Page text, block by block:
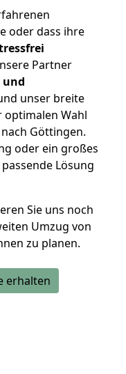
oder dass ihre
Partner
und
unser breite
optimalen Wahl
Göttingen.
oder ein großes
Lösung
Sie uns noch
Umzug von
zu planen.
erhalten